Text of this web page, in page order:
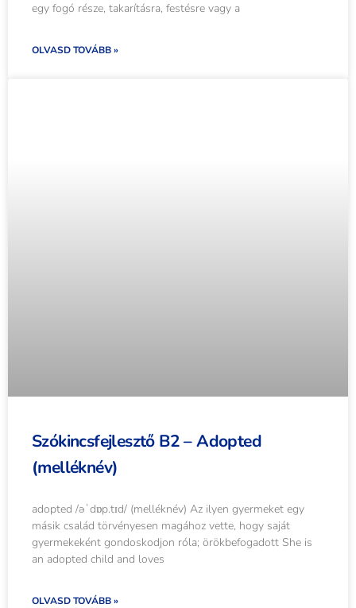
egy fogó része, takarításra, festésre vagy a
OLVASD TOVÁBB »
Szókincsfejlesztő B2 – Adopted
(melléknév)
adopted /əˈdɒp.tɪd/ (melléknév) Az ilyen gyermeket egy
másik család törvényesen magához vette, hogy saját
gyermekeként gondoskodjon róla; örökbefogadott She is
an adopted child and loves
OLVASD TOVÁBB »